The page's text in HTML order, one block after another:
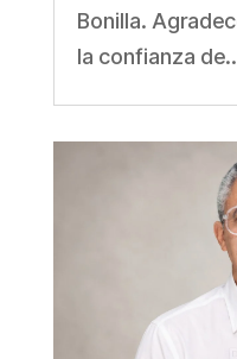
Bonilla.
la confianza